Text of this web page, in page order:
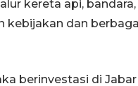
kereta api,
kebijakan dan
berinvestasi di